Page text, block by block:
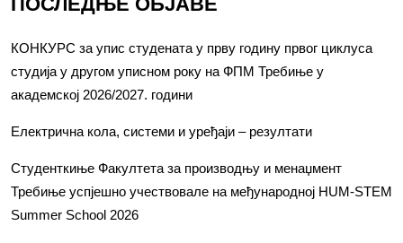
КОНКУРС за упис студената у прву годину првог циклуса
студија у другом уписном року на ФПМ Требиње у
академској 2026/2027. години
Електрична кола, системи и уређаји – резултати
Студенткиње Факултета за производњу и менаџмент
Требиње успјешно учествовале на међународној HUM-STEM
Summer School 2026